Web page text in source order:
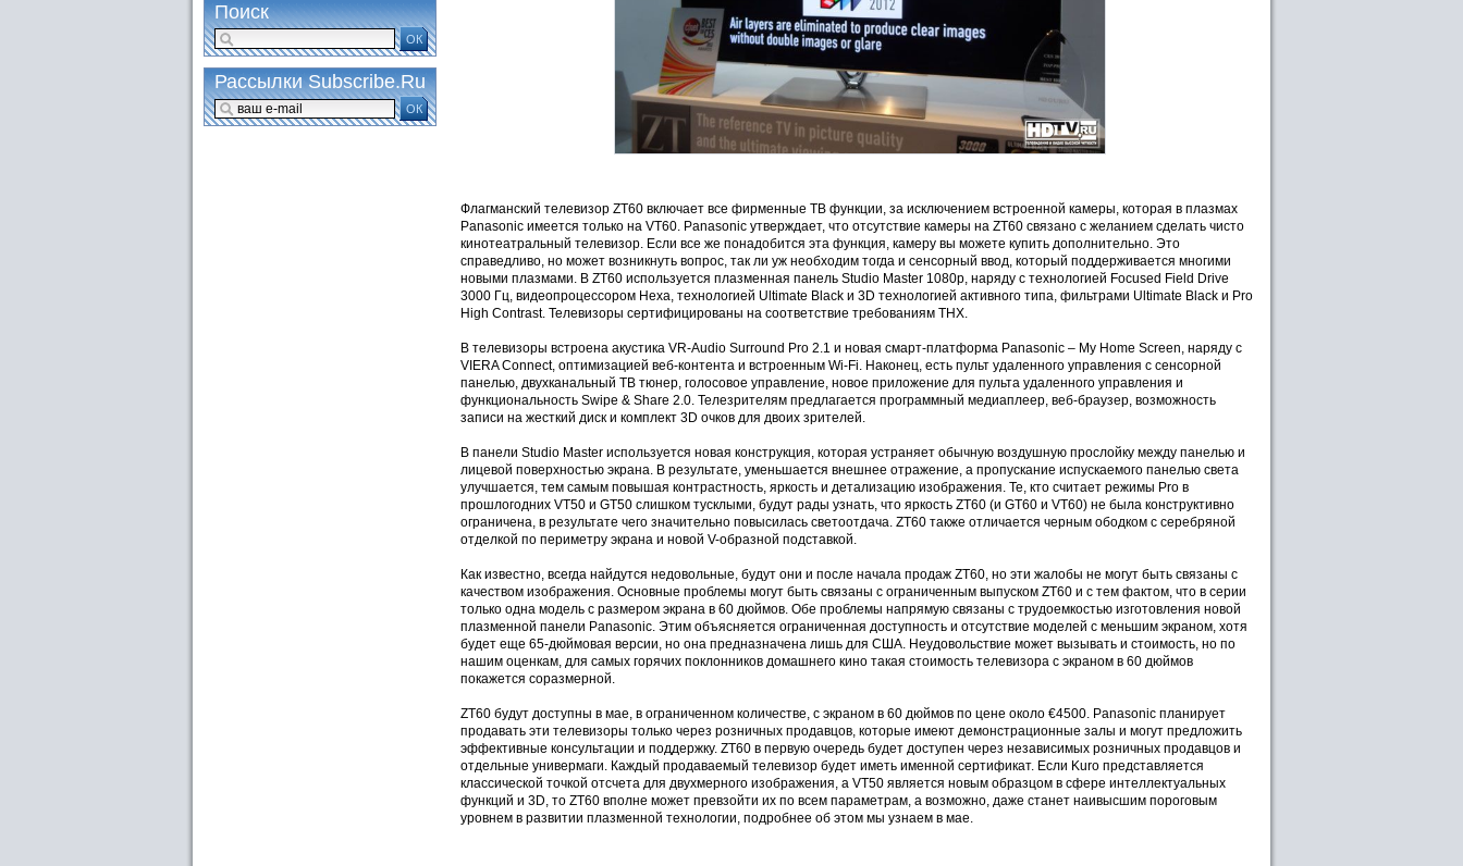
Флагманский телевизор ZT60 включает все фирменные ТВ функции, за исключением встроенной камеры, которая в плазмах
Panasonic имеется только на VT60. Panasonic утверждает, что отсутствие камеры на ZT60 связано с желанием сделать чисто
кинотеатральный телевизор. Если все же понадобится эта функция, камеру вы можете купить дополнительно. Это
справедливо, но может возникнуть вопрос, так ли уж необходим тогда и сенсорный ввод, который поддерживается многими
новыми плазмами. В ZT60 используется плазменная панель Studio Master 1080p, наряду с технологией Focused Field Drive
3000 Гц, видеопроцессором Hexa, технологией Ultimate Black и 3D технологией активного типа, фильтрами Ultimate Black и Pro
High Contrast. Телевизоры сертифицированы на соответствие требованиям THX.
В телевизоры встроена акустика VR-Audio Surround Pro 2.1 и новая смарт-платформа Panasonic – My Home Screen, наряду с
VIERA Connect, оптимизацией веб-контента и встроенным Wi-Fi. Наконец, есть пульт удаленного управления с сенсорной
панелью, двухканальный ТВ тюнер, голосовое управление, новое приложение для пульта удаленного управления и
функциональность Swipe & Share 2.0. Телезрителям предлагается программный медиаплеер, веб-браузер, возможность
записи на жесткий диск и комплект 3D очков для двоих зрителей.
В панели Studio Master используется новая конструкция, которая устраняет обычную воздушную прослойку между панелью и
лицевой поверхностью экрана. В результате, уменьшается внешнее отражение, а пропускание испускаемого панелью света
улучшается, тем самым повышая контрастность, яркость и детализацию изображения. Те, кто считает режимы Pro в
прошлогодних VT50 и GT50 слишком тусклыми, будут рады узнать, что яркость ZT60 (и GT60 и VT60) не была конструктивно
ограничена, в результате чего значительно повысилась светоотдача. ZT60 также отличается черным ободком с серебряной
отделкой по периметру экрана и новой V-образной подставкой.
Как известно, всегда найдутся недовольные, будут они и после начала продаж ZT60, но эти жалобы не могут быть связаны с
качеством изображения. Основные проблемы могут быть связаны с ограниченным выпуском ZT60 и с тем фактом, что в серии
только одна модель с размером экрана в 60 дюймов. Обе проблемы напрямую связаны с трудоемкостью изготовления новой
плазменной панели Panasonic. Этим объясняется ограниченная доступность и отсутствие моделей с меньшим экраном, хотя
будет еще 65-дюймовая версии, но она предназначена лишь для США. Неудовольствие может вызывать и стоимость, но по
нашим оценкам, для самых горячих поклонников домашнего кино такая стоимость телевизора с экраном в 60 дюймов
покажется соразмерной.
ZT60 будут доступны в мае, в ограниченном количестве, с экраном в 60 дюймов по цене около €4500. Panasonic планирует
продавать эти телевизоры только через розничных продавцов, которые имеют демонстрационные залы и могут предложить
эффективные консультации и поддержку. ZT60 в первую очередь будет доступен через независимых розничных продавцов и
отдельные универмаги. Каждый продаваемый телевизор будет иметь именной сертификат. Если Kuro представляется
классической точкой отсчета для двухмерного изображения, а VT50 является новым образцом в сфере интеллектуальных
функций и 3D, то ZT60 вполне может превзойти их по всем параметрам, а возможно, даже станет наивысшим пороговым
уровнем в развитии плазменной технологии, подробнее об этом мы узнаем в мае.
Поиск
ОК
Рассылки Subscribe.Ru
ОК